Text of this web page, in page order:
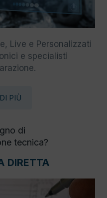
Live e Personalizzati
e specialisti
PIÙ
di
tecnica?
DIRETTA